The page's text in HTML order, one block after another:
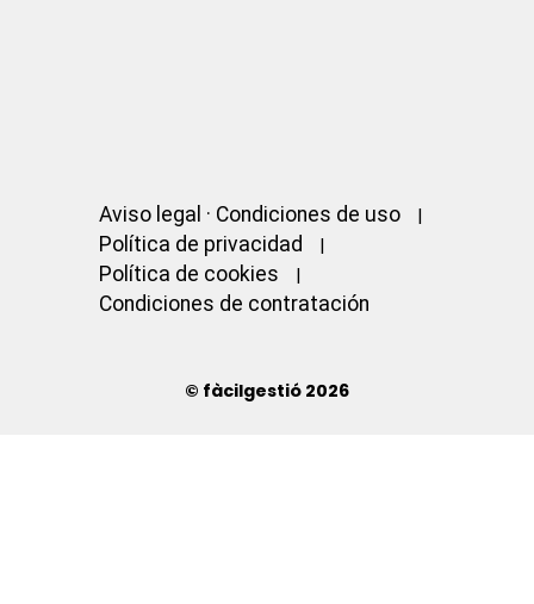
Aviso legal · Condiciones de uso
Política de privacidad
Política de cookies
Condiciones de contratación
© fàcilgestió 2026